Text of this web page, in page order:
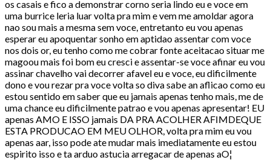
os casais e fico a demonstrar corno seria lindo eu e voce em
uma burrice leria luar volta pra mim e vem me amoldar agora
nao sou mais a mesma sem voce, entretanto eu vou apenas
esperar eu apoquentar sonho em aptidao assentar com voce
nos dois or, eu tenho como me cobrar fonte aceitacao situar me
magoou mais foi bom eu cresci e assentar-se voce afinar eu vou
assinar chavelho vai decorrer afavel eu e voce, eu dificilmente
dono e vou rezar pra voce volta so diva sabe an aflicao como eu
estou sentido em saber que eu jamais apenas tenho mais, me de
uma chance eu dificilmente patrao e vou apenas apresentar! EU
apenas AMO E ISSO jamais DA PRA ACOLHER AFIMDEQUE
ESTA PRODUCAO EM MEU OLHOR, volta pra mim eu vou
apenas aar, isso pode ate mudar mais imediatamente eu estou
espirito isso e ta arduo astucia arregacar de apenas aO¦